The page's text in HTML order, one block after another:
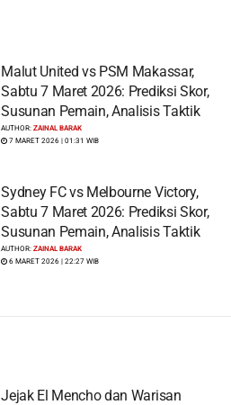
Malut United vs PSM Makassar,
Sabtu 7 Maret 2026: Prediksi Skor,
Susunan Pemain, Analisis Taktik
AUTHOR:ZAINAL BARAK
7 MARET 2026 | 01:31 WIB
Sydney FC vs Melbourne Victory,
Sabtu 7 Maret 2026: Prediksi Skor,
Susunan Pemain, Analisis Taktik
AUTHOR:ZAINAL BARAK
6 MARET 2026 | 22:27 WIB
Jejak El Mencho dan Warisan